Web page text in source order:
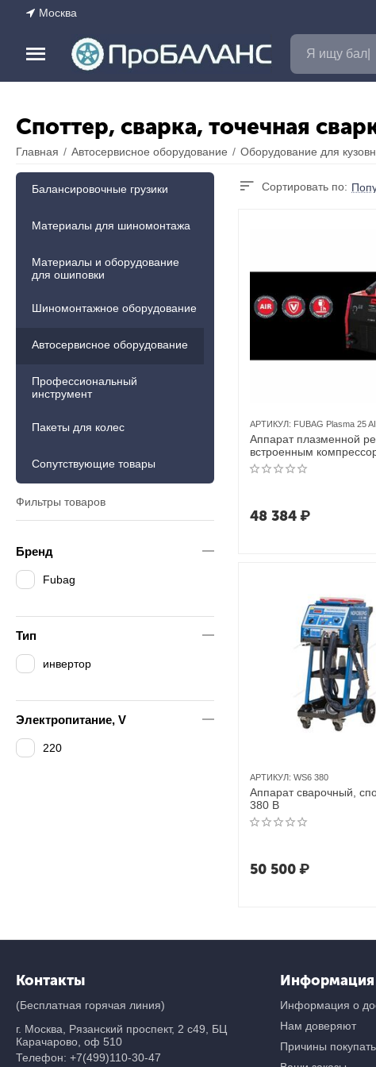
Москва
Споттер, сварка, точечная
Главная / Автосервисное оборудование / Оборудование для
Сортировать по:
АРТИКУЛ: FUBAG Plasma 25
Аппарат плазменной
встроенным
FUBAG Plasma 25 AIR
48 384₽
АРТИКУЛ: WS6 380
Аппарат сварочный,
380 В
50 500₽
Балансировочные грузики
Материалы для шиномонтажа
Материалы и оборудование
для ошиповки
Шиномонтажное оборудование
Автосервисное оборудование
Профессиональный
инструмент
Пакеты для колес
Сопутствующие товары
Фильтры товаров
Бренд
Fubag
Тип
инвертор
Электропитание, V
220
Контакты
(Бесплатная горячая линия)
г. Москва, Рязанский проспект, 2 с49, БЦ
Карачарово, оф 510
Телефон: +7(499)110-30-47
Информация
Информация о
Нам доверяют
Причины